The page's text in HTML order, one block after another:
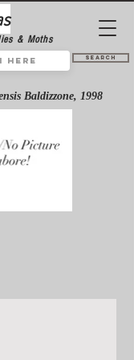
& Moths
Search
Baldizzone, 1998